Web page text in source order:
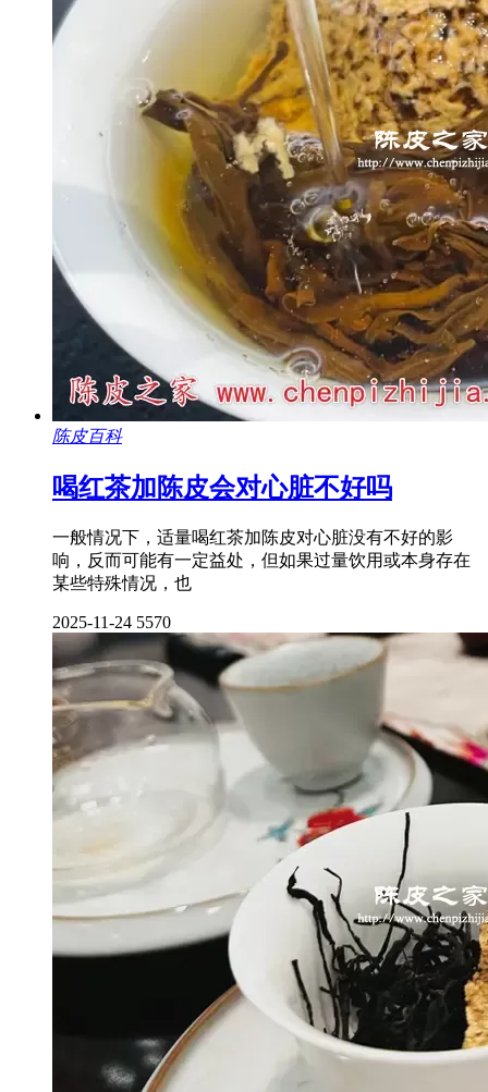
陈皮百科
喝红茶加陈皮会对心脏不好吗
一般情况下，适量喝红茶加陈皮对心脏没有不好的影
响，反而可能有一定益处，但如果过量饮用或本身存在
某些特殊情况，也
2025-11-24 5570